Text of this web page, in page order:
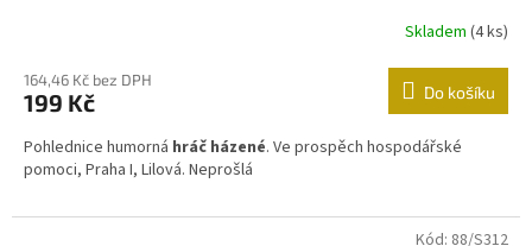
R
M
A
Skladem (4 ks)
164,46 Kč bez DPH
199 Kč Do košíku
Pohlednice humorná hráč házené. Ve prospěch hospodářské
pomoci, Praha I, Lilová. Neprošlá
Kód: 88/S312